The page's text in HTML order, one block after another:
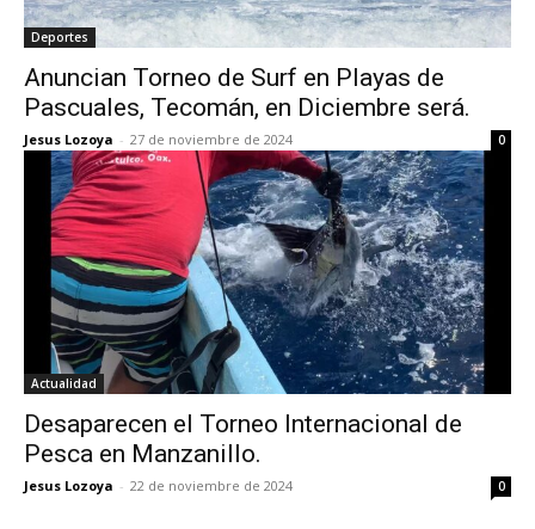
Deportes
Anuncian Torneo de Surf en Playas de
Pascuales, Tecomán, en Diciembre será.
Jesus Lozoya - 27 de noviembre de 2024 0
Actualidad
Desaparecen el Torneo Internacional de
Pesca en Manzanillo.
Jesus Lozoya - 22 de noviembre de 2024 0